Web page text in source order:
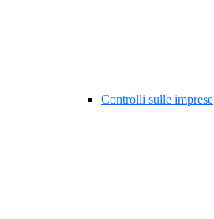
Controlli sulle imprese